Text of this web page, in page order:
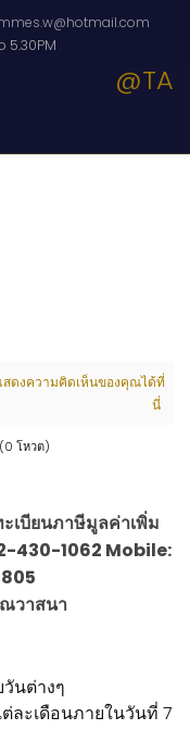
5.30PM
@TA
สดงความคิดเห็นของคุณได้ที่
นี่
(0 โหวต)
เบียนภาษีมูลค่าเพิ่ม
430-1062 Mobile:
วาสนา
นต่างๆ
ละเดือนภายในวันที่ 7